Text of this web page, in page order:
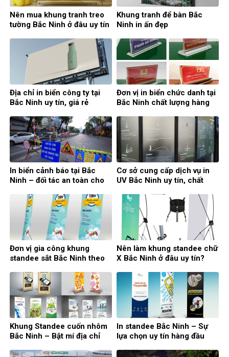
Nên mua khung tranh treo
tường Bắc Ninh ở đâu uy tín
Khung tranh để bàn Bắc
Ninh in ấn đẹp
Địa chỉ in biển công ty tại
Bắc Ninh uy tín, giá rẻ
Đơn vị in biển chức danh tại
Bắc Ninh chất lượng hàng
In biển cảnh báo tại Bắc
Ninh – đối tác an toàn cho
Cơ sở cung cấp dịch vụ in
UV Bắc Ninh uy tín, chất
Đơn vị gia công khung
standee sắt Bắc Ninh theo
Nên làm khung standee chữ
X Bắc Ninh ở đâu uy tín?
Khung Standee cuốn nhôm
Bắc Ninh – Bật mí địa chỉ
In standee Bắc Ninh – Sự
lựa chọn uy tín hàng đầu